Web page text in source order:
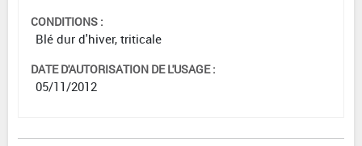
CONDITIONS :
Blé dur d'hiver, triticale
DATE D'AUTORISATION DE L'USAGE :
05/11/2012